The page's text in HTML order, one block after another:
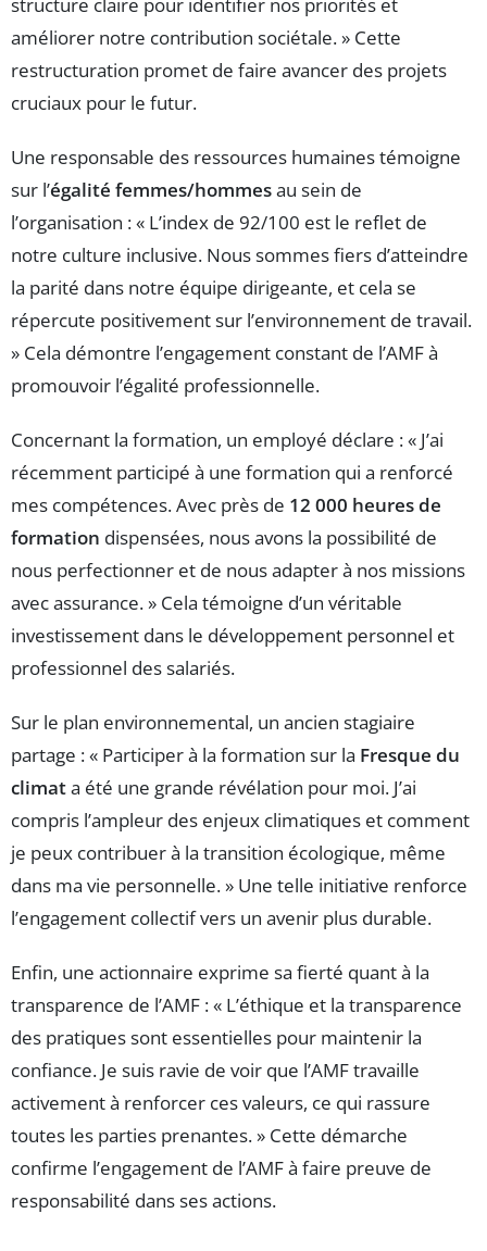
améliorer notre contribution sociétale. » Cette
restructuration promet de faire avancer des projets
cruciaux pour le futur.
Une responsable des ressources humaines témoigne
sur l’égalité femmes/hommesau sein de
l’organisation : « L’index de 92/100 est le reflet de
notre culture inclusive. Nous sommes fiers d’atteindre
la parité dans notre équipe dirigeante, et cela se
répercute positivement sur l’environnement de travail.
» Cela démontre l’engagement constant de l’AMF à
promouvoir l’égalité professionnelle.
Concernant la formation, un employé déclare : « J’ai
récemment participé à une formation qui a renforcé
mes compétences. Avec près de 12 000 heures de
formation dispensées, nous avons la possibilité de
nous perfectionner et de nous adapter à nos missions
avec assurance. » Cela témoigne d’un véritable
investissement dans le développement personnel et
professionnel des salariés.
Sur le plan environnemental, un ancien stagiaire
partage : « Participer à la formation sur la Fresque du
climata été une grande révélation pour moi. J’ai
compris l’ampleur des enjeux climatiques et comment
je peux contribuer à la transition écologique, même
dans ma vie personnelle. » Une telle initiative renforce
l’engagement collectif vers un avenir plus durable.
Enfin, une actionnaire exprime sa fierté quant à la
transparence de l’AMF : « L’éthique et la transparence
des pratiques sont essentielles pour maintenir la
confiance. Je suis ravie de voir que l’AMF travaille
activement à renforcer ces valeurs, ce qui rassure
toutes les parties prenantes. » Cette démarche
confirme l’engagement de l’AMF à faire preuve de
responsabilité dans ses actions.